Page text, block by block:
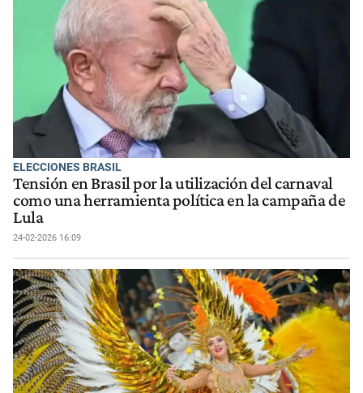
ELECCIONES BRASIL
Tensión en Brasil por la utilización del carnaval
como una herramienta política en la campaña de
Lula
24-02-2026 16:09